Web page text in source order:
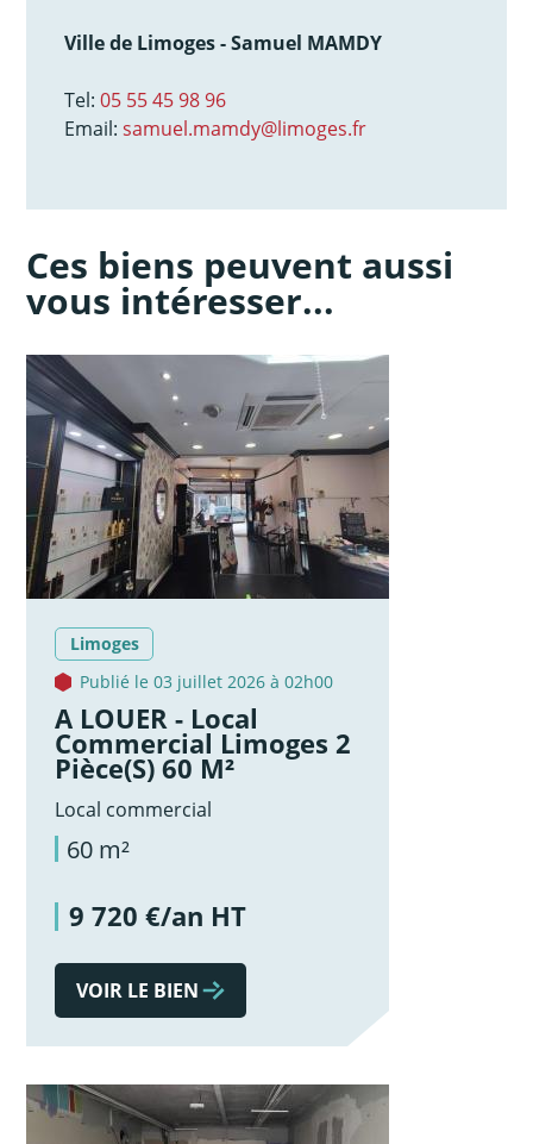
Ville de Limoges - Samuel MAMDY
Tel:05 55 45 98 96
Email:samuel.mamdy@limoges.fr
Ces biens peuvent aussi
vous intéresser...
Limoges
Publié le 03 juillet 2026 à 02h00
A LOUER - Local
Commercial Limoges 2
Pièce(s) 60 M²
Local commercial
60 m²
9 720 €/an HT
VOIR LE BIEN